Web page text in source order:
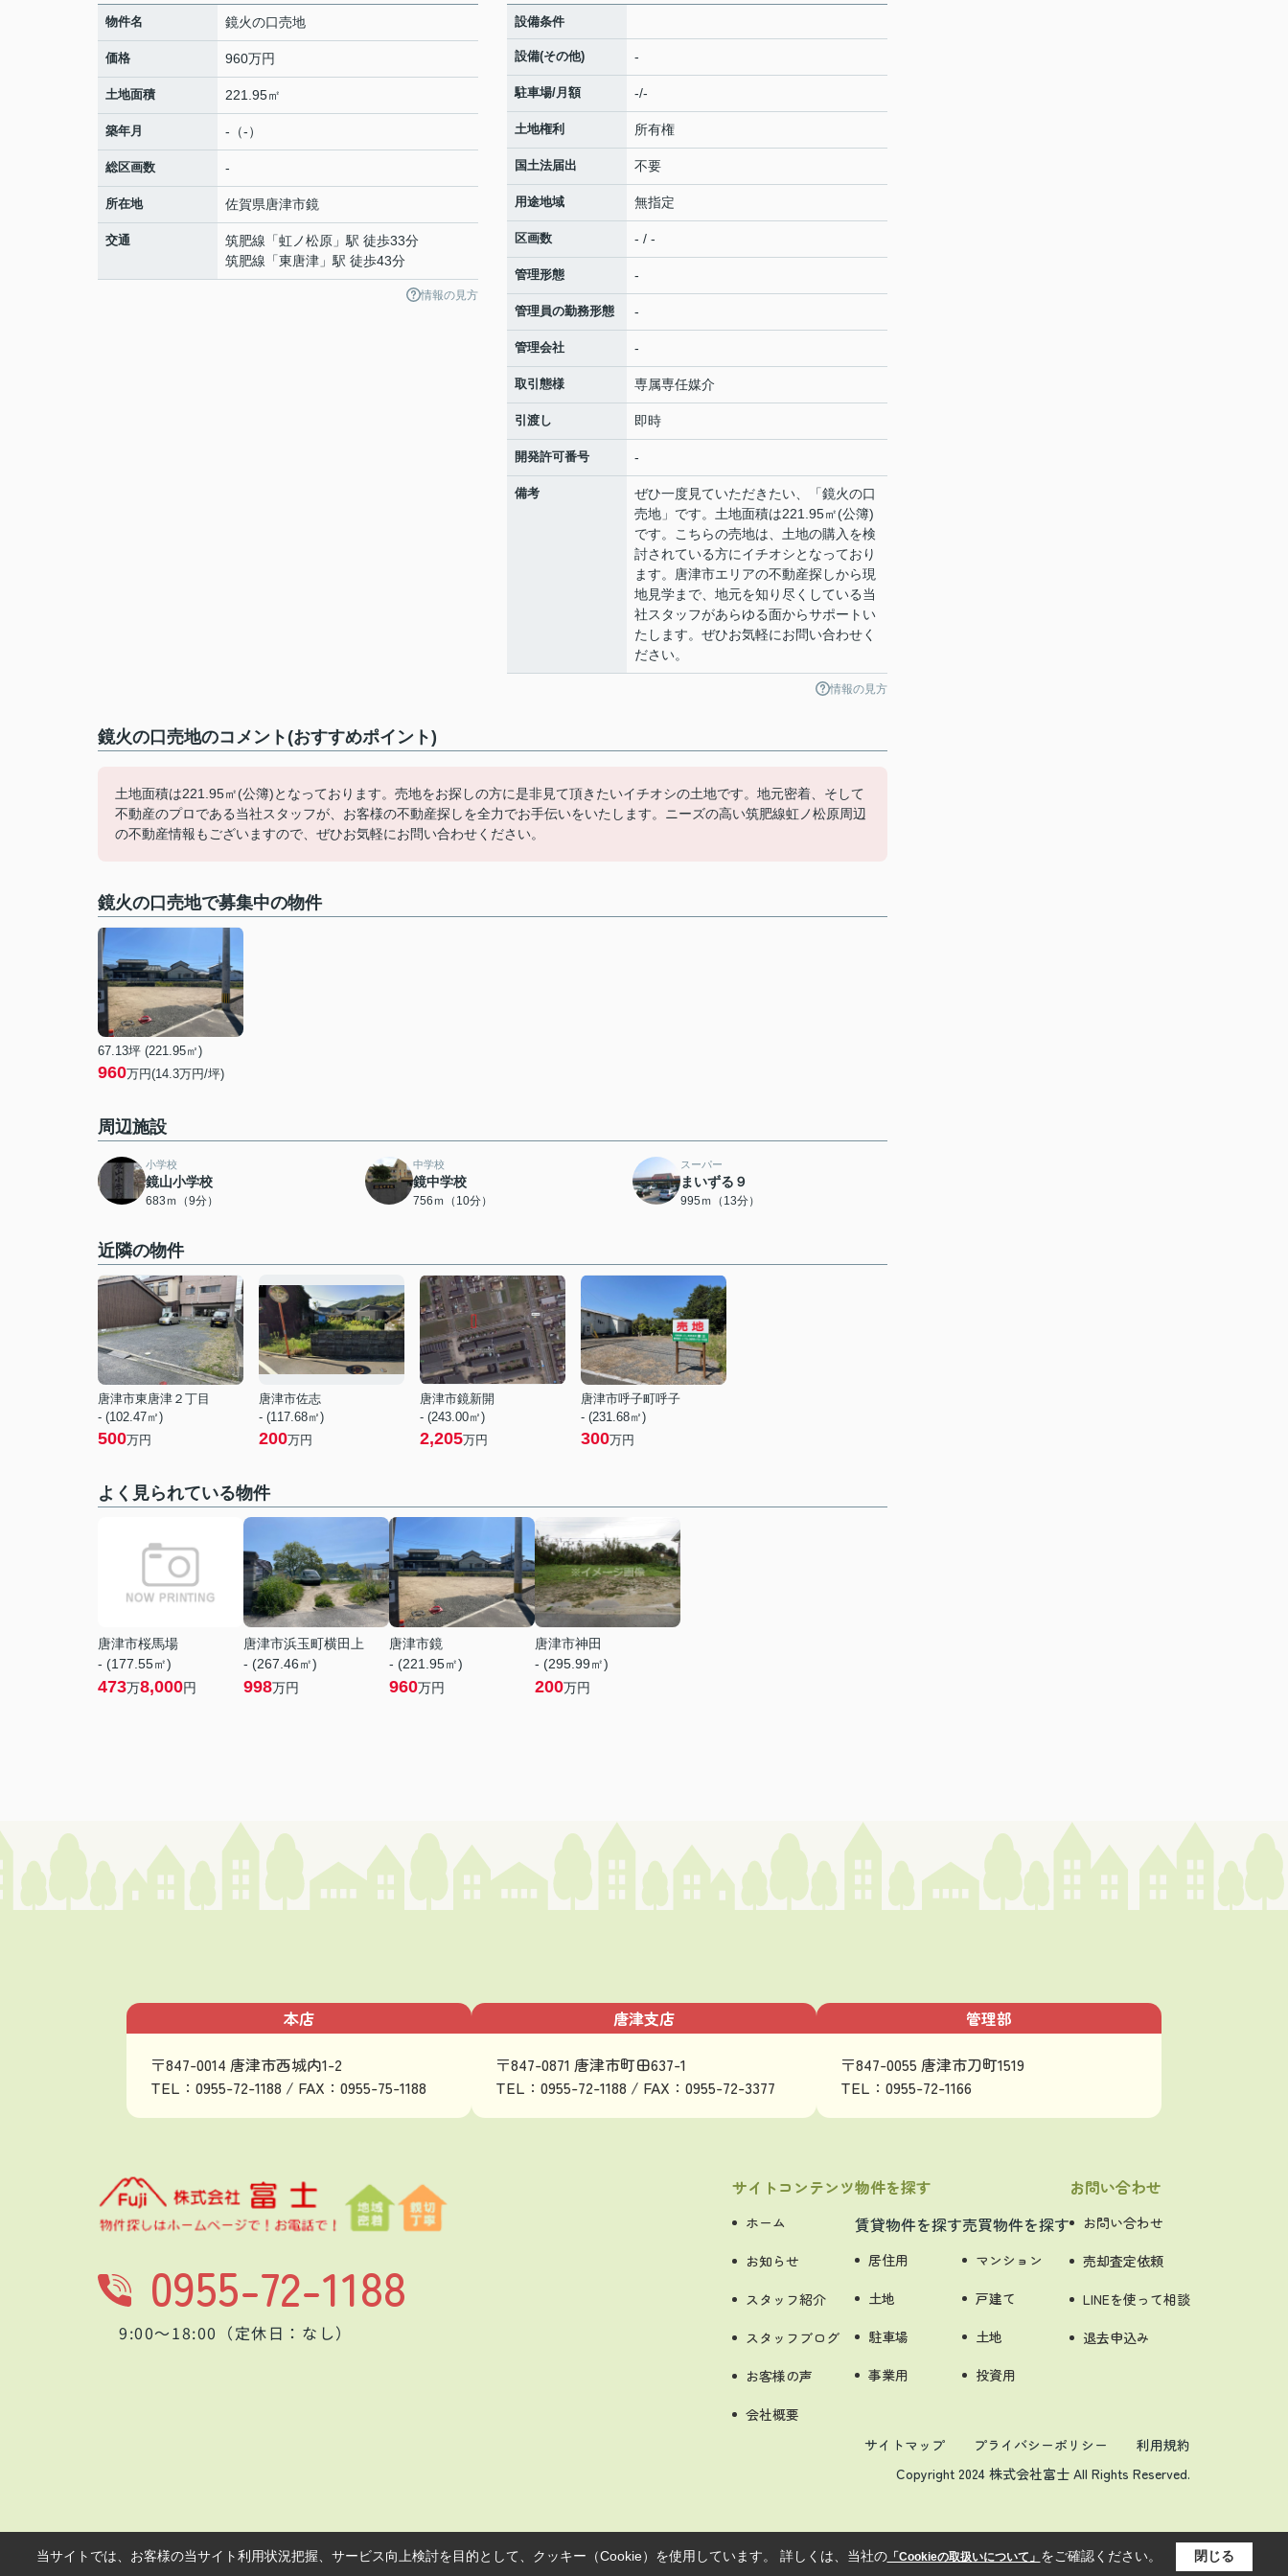
物件名 鏡火の口売地
価格 960万円
土地面積 221.95㎡
築年月 -（-）
総区画数 -
所在地 佐賀県唐津市鏡
交通 筑肥線 「虹ノ松原 」駅 徒歩33分
筑肥線 「東唐津 」駅 徒歩43分
情報の見方
設備条件
設備(その他) -
駐車場/月額 -/-
土地権利 所有権
国土法届出 不要
用途地域 無指定
区画数 - / -
管理形態 -
管理員の勤務形態 -
管理会社 -
取引態様 専属専任媒介
引渡し 即時
開発許可番号 -
備考
ぜひ一度見ていただきたい、「鏡火の口
売地」です。土地面積は221.95㎡(公簿)
です。こちらの売地は、土地の購入を検
討されている方にイチオシとなっており
ます。唐津市エリアの不動産探しから現
地見学まで、地元を知り尽くしている当
社スタッフがあらゆる面からサポートい
たします。ぜひお気軽にお問い合わせく
ださい。
情報の見方
鏡火の口売地のコメント(おすすめポイント)
土地面積は221.95㎡(公簿)となっております。売地をお探しの方に是非見て頂きたいイチオシの土地です。地元密着、そして
不動産のプロである当社スタッフが、お客様の不動産探しを全力でお手伝いをいたします。ニーズの高い筑肥線虹ノ松原周辺
の不動産情報もございますので、ぜひお気軽にお問い合わせください。
鏡火の口売地で募集中の物件
67.13坪 (221.95㎡)
960万円(14.3万円/坪)
周辺施設
小学校
鏡山小学校
683ｍ（9分）
中学校
鏡中学校
756ｍ（10分）
スーパー
まいずる９
995ｍ（13分）
近隣の物件
唐津市東唐津２丁目
- (102.47㎡)
500万円
唐津市佐志
- (117.68㎡)
200万円
唐津市鏡新開
- (243.00㎡)
2,205万円
唐津市呼子町呼子
- (231.68㎡)
300万円
よく見られている物件
唐津市桜馬場
- (177.55㎡)
473万8,000円
唐津市浜玉町横田上
- (267.46㎡)
998万円
唐津市鏡
- (221.95㎡)
960万円
唐津市神田
- (295.99㎡)
200万円
本店
〒847-0014 唐津市西城内1-2
TEL：0955-72-1188 / FAX：0955-75-1188
唐津支店
〒847-0871 唐津市町田637-1
TEL：0955-72-1188 / FAX：0955-72-3377
管理部
〒847-0055 唐津市刀町1519
TEL：0955-72-1166
0955-72-1188
9:00～18:00（定休日：なし）
サイトコンテンツ
ホーム
お知らせ
スタッフ紹介
スタッフブログ
お客様の声
会社概要
物件を探す
賃貸物件を探す
居住用
土地
駐車場
事業用
売買物件を探す
マンション
戸建て
土地
投資用
お問い合わせ
お問い合わせ
売却査定依頼
LINEを使って相談
退去申込み
サイトマップ プライバシーポリシー
利用規約
Copyright 2024 株式会社富士 All Rights Reserved.
当サイトでは、お客様の当サイト利用状況把握、サービス向上検討を目的として、クッキー（Cookie）を使用しています。 詳しくは、当社の「Cookieの取扱いについて」 をご確認ください。 閉じる